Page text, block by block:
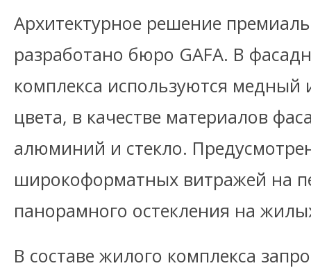
Архитектурное решение
разработано бюро GAFA. В
комплекса используются медный
цвета, в качестве материалов
алюминий и стекло.
широкоформатных витражей на
панорамного остекления на
В составе жилого комплекса